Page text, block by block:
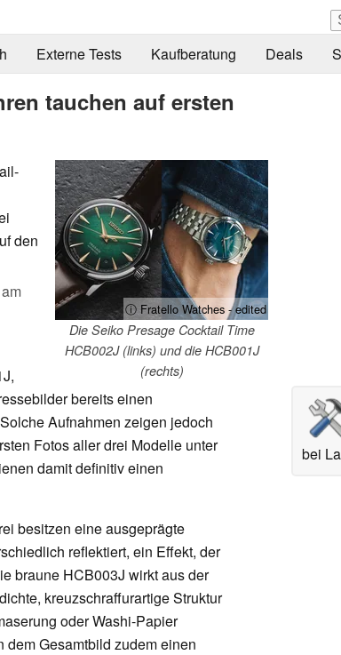
Externe Tests Kaufberatung Deals
tauchen auf ersten
ⓘ Fratello Watches - edited
Die Seiko Presage Cocktail Time
HCB002J (links) und die HCB001J
(rechts)
den
bei
bereits einen
Aufnahmen zeigen jedoch
Fotos aller drei Modelle unter
damit definitiv einen
besitzen eine ausgeprägte
reflektiert, ein Effekt, der
braune HCB003J wirkt aus der
kreuzschraffurartige Struktur
oder Washi-Papier
Gesamtbild zudem einen